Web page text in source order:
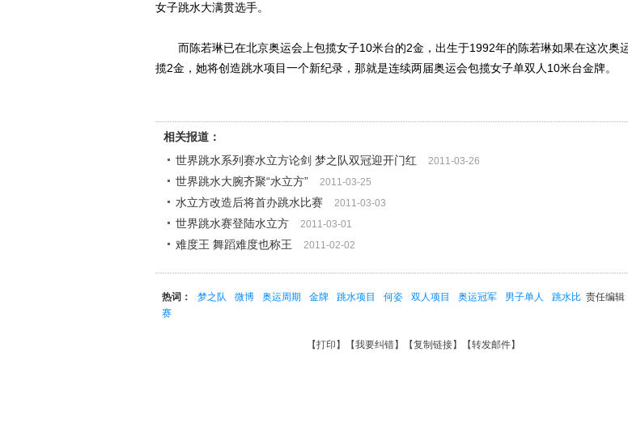
女子跳水大满贯选手。
而陈若琳已在北京奥运会上包揽女子10米台的2金，出生于1992年的陈若琳如果在这次奥
揽2金，她将创造跳水项目一个新纪录，那就是连续两届奥运会包揽女子单双人10米台金牌。
相关报道：
世界跳水系列赛水立方论剑 梦之队双冠迎开门红
2011-03-26
世界跳水大腕齐聚“水立方” 2011-03-25
水立方改造后将首办跳水比赛 2011-03-03
世界跳水赛登陆水立方 2011-03-01
难度王 舞蹈难度也称王 2011-02-02
责任编辑
热词： 梦之队 微博 奥运周期 金牌 跳水项目 何姿 双人项目 奥运冠军 男子单人
跳水比
赛
【打印 】【我要纠错】【复制链接】【转发邮件】